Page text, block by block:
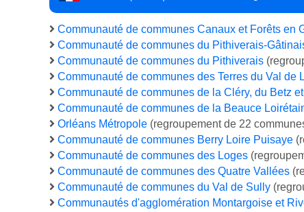
Communauté de communes Canaux et Forêts en
Communauté de communes du Pithiverais-
Communauté de communes du Pithiverais
Communauté de communes des Terres du Val de
Communauté de communes de la Cléry, du Betz
Communauté de communes de la Beauce
Orléans Métropole (regroupement de 22
Communauté de communes Berry Loire Puisaye
Communauté de communes des Loges
Communauté de communes des Quatre Vallées
Communauté de communes du Val de Sully
Communautés d'agglomération Montargoise et